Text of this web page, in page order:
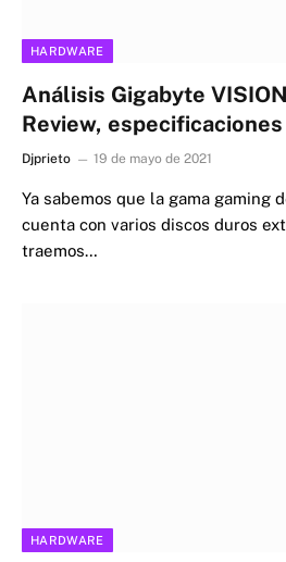
HARDWARE
Análisis Gigabyte
Review, especificaciones
Djprieto 19 de mayo de 2021
Ya sabemos que la gama gaming
cuenta con varios discos duros
traemos…
HARDWARE